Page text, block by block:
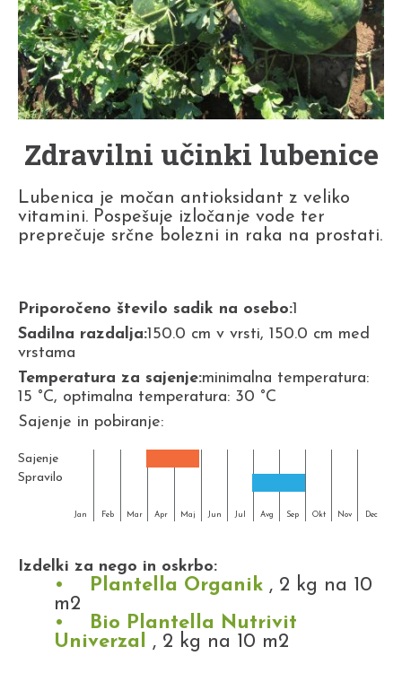
Zdravilni učinki lubenice
Lubenica je močan antioksidant z veliko
vitamini. Pospešuje izločanje vode ter
preprečuje srčne bolezni in raka na prostati.
Priporočeno število sadik na osebo:1
Sadilna razdalja:150.0 cm v vrsti, 150.0 cm med
vrstama
Temperatura za sajenje:minimalna temperatura:
15 °C, optimalna temperatura: 30 °C
Sajenje in pobiranje:
Sajenje
Spravilo
Jan Feb Mar Apr Maj Jun Jul Avg Sep Okt Nov Dec
Izdelki za nego in oskrbo:
Plantella Organik , 2 kg na 10
m2
Bio Plantella Nutrivit
Univerzal , 2 kg na 10 m2